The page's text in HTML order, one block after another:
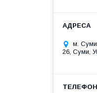
м.
26, Суми,